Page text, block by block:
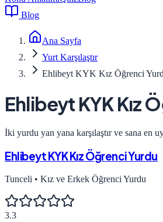
Blog
Ana Sayfa
Yurt Karşılaştır
Ehlibeyt KYK Kız Öğrenci
Ehlibeyt KYK Kız
İki yurdu yan yana karşılaştır ve sana en
Ehlibeyt KYK Kız Öğrenci Yurdu
Tunceli • Kız ve Erkek Öğrenci Yurdu
3.3